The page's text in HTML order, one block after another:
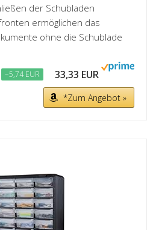
der Schubladen
ermöglichen das
ohne die Schublade
−5,74 EUR 33,33 EUR
*Zum Angebot »